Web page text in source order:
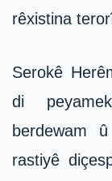
rêxistina
Serokê
di
berdewam
rastiyê